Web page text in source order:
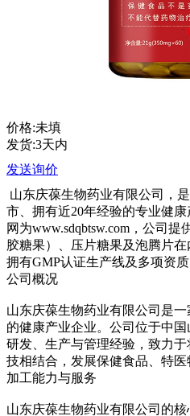
价格:未填
发货:3天内
发送询价
山东庆葆生物药业有限公司，
市、拥有近20年经验的专业健
网为www.sdqbtsw.com，公司
胶糖果）、压片糖果及泡腾片
拥有GMP认证生产线及多项资质
公司概况
山东庆葆生物药业有限公司是
的健康产业企业。公司位于中
研发、生产与管理经验，致力
技相结合，发展保健食品、特医
加工能力与服务
山东庆葆生物药业有限公司的